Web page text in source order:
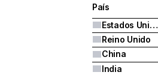
País
Estados Unidos
Reino Unido
China
India